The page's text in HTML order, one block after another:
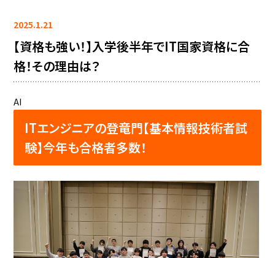
2025.1.21
【資格も強い！】入学後半年でIT国家資格に合
格！その理由は？
AI
ITエンジニアの登竜門【基本情報技術者試
験】今年も合格者多数！